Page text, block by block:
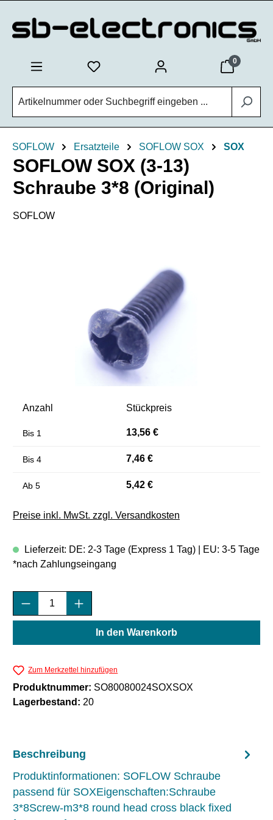
0
SOFLOW Ersatzteile SOFLOW SOX SOX
SOFLOW SOX (3-13)
Schraube 3*8 (Original)
SOFLOW
Anzahl Stückpreis
Bis 1 13,56 €
Bis 4 7,46 €
Ab 5 5,42 €
Preise inkl. MwSt. zzgl. Versandkosten
Lieferzeit: DE: 2-3 Tage (Express 1 Tag) | EU: 3-5 Tage
*nach Zahlungseingang
Produkt Anzahl: Gib den gewünschten
In den Warenkorb
Zum Merkzettel hinzufügen
Produktnummer: SO80080024SOXSOX
Lagerbestand: 20
Beschreibung
Produktinformationen: SOFLOW Schraube
passend für SOXEigenschaften:Schraube
3*8Screw-m3*8 round head cross black fixed